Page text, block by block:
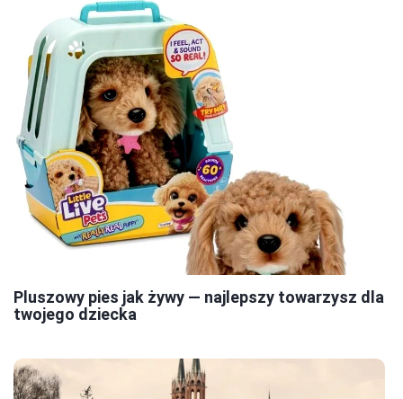
Pluszowy pies jak żywy — najlepszy towarzysz dla
twojego dziecka